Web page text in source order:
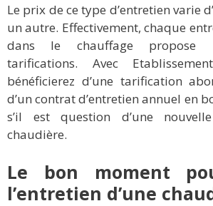
Le prix de ce type d’entretien varie
un autre. Effectivement, chaque
dans le chauffage propose
tarifications. Avec
bénéficierez d’une tarification
d’un contrat d’entretien annuel en
s’il est question d’une
chaudière.
Le bon moment
l’entretien d’une